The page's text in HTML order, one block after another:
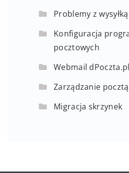
Problemy z
Konfiguracja
pocztowych
Webmail dPoczta.pl
Zarządzanie
Migracja skrzynek